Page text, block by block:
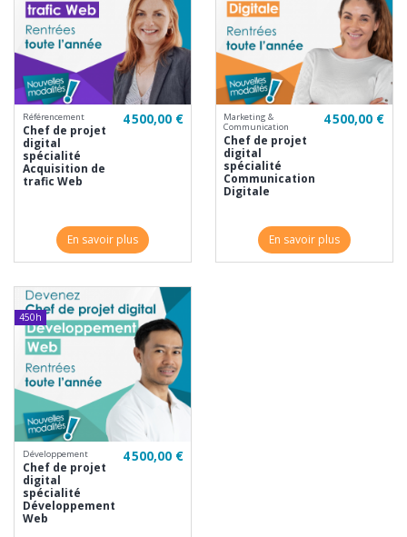
Référencement
Chef de projet
digital
spécialité
Acquisition de
trafic Web
4 500,00 €
En savoir plus
Marketing &
Communication
Chef de projet
digital
spécialité
Communication
Digitale
4 500,00 €
En savoir plus
450h
Développement
Chef de projet
digital
spécialité
Développement
Web
4 500,00 €